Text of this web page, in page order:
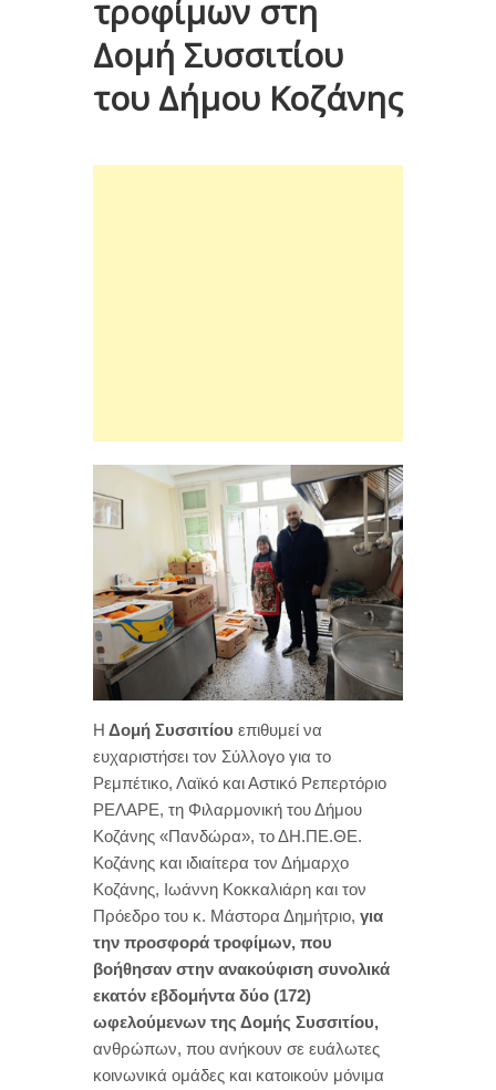
τροφίμων στη
Δομή Συσσιτίου
του Δήμου Κοζάνης
Η Δομή Συσσιτίου επιθυμεί να
ευχαριστήσει τον Σύλλογο για το
Ρεμπέτικο, Λαϊκό και Αστικό Ρεπερτόριο
ΡΕΛΑΡΕ, τη Φιλαρμονική του Δήμου
Κοζάνης «Πανδώρα», το ΔΗ.ΠΕ.ΘΕ.
Κοζάνης και ιδιαίτερα τον Δήμαρχο
Κοζάνης, Ιωάννη Κοκκαλιάρη και τον
Πρόεδρο του κ. Μάστορα Δημήτριο, για
την προσφορά τροφίμων, που
βοήθησαν στην ανακούφιση συνολικά
εκατόν εβδομήντα δύο (172)
ωφελούμενων της Δομής Συσσιτίου,
ανθρώπων, που ανήκουν σε ευάλωτες
κοινωνικά ομάδες και κατοικούν μόνιμα